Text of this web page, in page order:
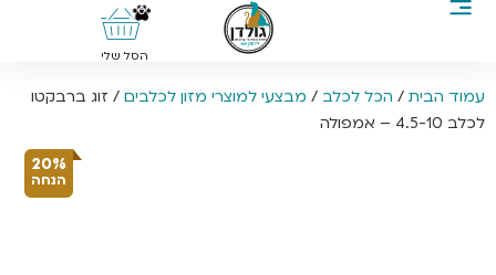
0
הסל שלי
עמוד הבית / הכל לכלב / מבצעי למוצרי מזון לכלבים / זוג ברבקטו
לכלב 4.5-10 – אמפולה
20%
הנחה